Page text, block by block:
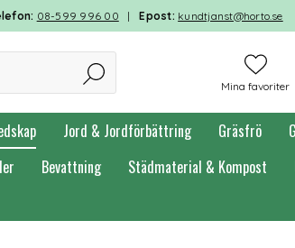
08-599 996 00 |Epost: kundtjanst@horto.se
Mina favoriter
Jord & Jordförbättring Gräsfrö
Bevattning Städmaterial & Kompost